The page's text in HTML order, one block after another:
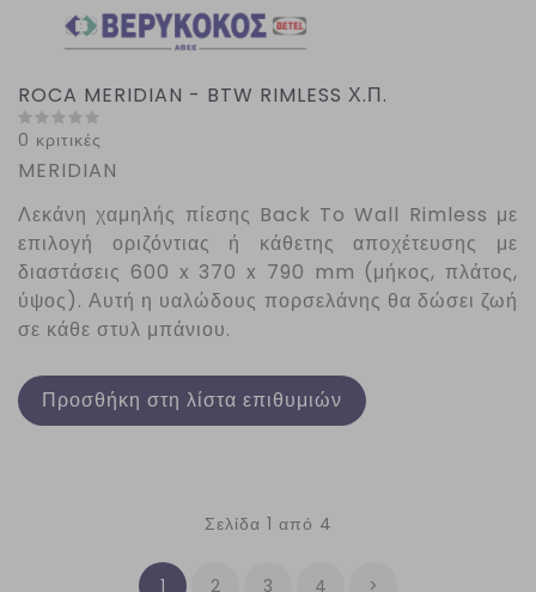
ROCA MERIDIAN - BTW RIMLESS Χ.Π.
0 κριτικές
MERIDIAN
Λεκάνη χαμηλής πίεσης Back To Wall Rimless με
επιλογή οριζόντιας ή κάθετης αποχέτευσης με
διαστάσεις 600 x 370 x 790 mm (μήκος, πλάτος,
ύψος). Αυτή η υαλώδους πορσελάνης θα δώσει ζωή
σε κάθε στυλ μπάνιου.
Προσθήκη στη λίστα επιθυμιών
Σελίδα 1 από 4
1 2 3 4 >